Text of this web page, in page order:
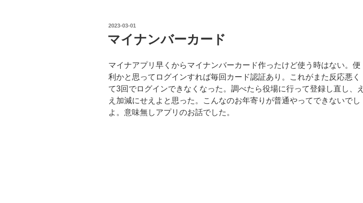
投
日:
2023-03-01
マイナンバーカード
マイナアプリ早くからマイナンバーカード作ったけど使う時はない。便
利かと思ってログインすれば毎回カード認証あり。これがまた反応悪く
て3回でログインできなくなった。調べたら役場に行って登録し直し、え
え加減にせえよと思った。こんなのお年寄りが普通やってできないでし
よ。意味無しアプリのお話でした。